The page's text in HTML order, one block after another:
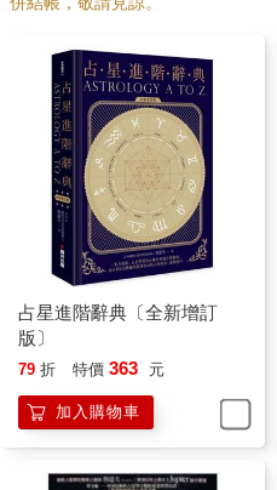
占星進階辭典〔全新增訂
版〕
79 折 特價 363 元
加入購物車